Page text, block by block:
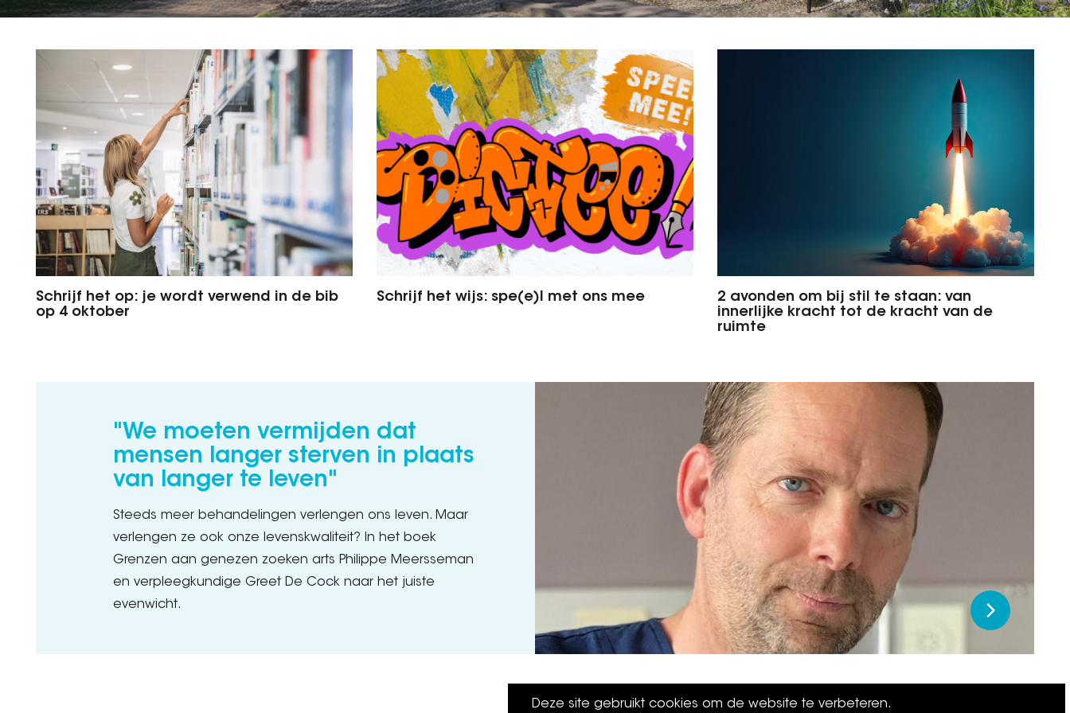
Schrijf het op: je wordt verwend in de bib
op 4 oktober
Schrijf het wijs: spe(e)l met ons mee
2 avonden om bij stil te staan: van
innerlijke kracht tot de kracht van de
ruimte
"We moeten vermijden dat
mensen langer sterven in plaats
van langer te leven"
Steeds meer behandelingen verlengen ons leven. Maar
verlengen ze ook onze levenskwaliteit? In het boek
Grenzen aan genezen zoeken arts Philippe Meersseman
en verpleegkundige Greet De Cock naar het juiste
evenwicht.
Deze site gebruikt cookies om de website te verbeteren.